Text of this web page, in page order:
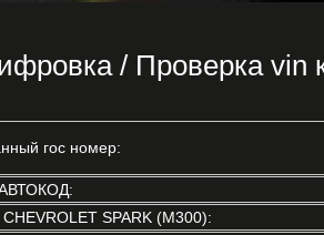
/ Проверка vin
гос номер:
SPARK (M300):